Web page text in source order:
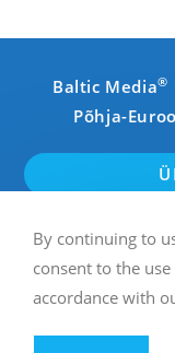
Baltic Media®
Põhja-
Inglise
Läti
By continuing to
consent to the
accordance with